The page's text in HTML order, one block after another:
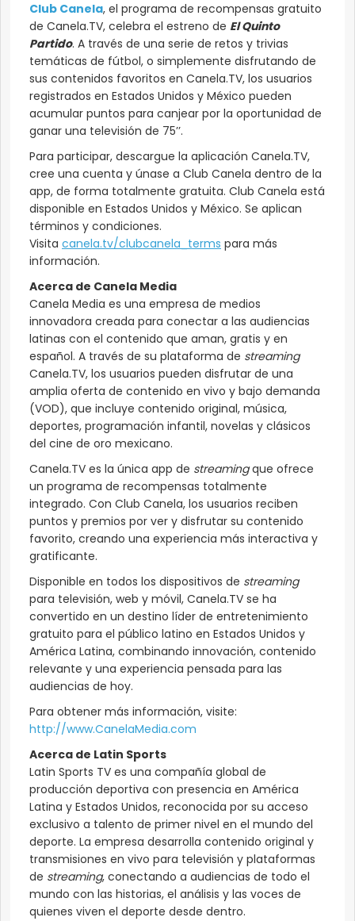
Club Canela, el programa de recompensas gratuito
de Canela.TV, celebra el estreno de El Quinto
Partido. A través de una serie de retos y trivias
temáticas de fútbol, o simplemente disfrutando de
sus contenidos favoritos en Canela.TV, los usuarios
registrados en Estados Unidos y México pueden
acumular puntos para canjear por la oportunidad de
ganar una televisión de 75’’.
Para participar, descargue la aplicación Canela.TV,
cree una cuenta y únase a Club Canela dentro de la
app, de forma totalmente gratuita. Club Canela está
disponible en Estados Unidos y México. Se aplican
términos y condiciones.
Visita canela.tv/clubcanela_terms para más
información.
Acerca de Canela Media
Canela Media es una empresa de medios
innovadora creada para conectar a las audiencias
latinas con el contenido que aman, gratis y en
español. A través de su plataforma de streaming
Canela.TV, los usuarios pueden disfrutar de una
amplia oferta de contenido en vivo y bajo demanda
(VOD), que incluye contenido original, música,
deportes, programación infantil, novelas y clásicos
del cine de oro mexicano.
Canela.TV es la única app de streamingque ofrece
un programa de recompensas totalmente
integrado. Con Club Canela, los usuarios reciben
puntos y premios por ver y disfrutar su contenido
favorito, creando una experiencia más interactiva y
gratificante.
Disponible en todos los dispositivos de streaming
para televisión, web y móvil, Canela.TV se ha
convertido en un destino líder de entretenimiento
gratuito para el público latino en Estados Unidos y
América Latina, combinando innovación, contenido
relevante y una experiencia pensada para las
audiencias de hoy.
Para obtener más información, visite:
http://www.CanelaMedia.com
Acerca de Latin Sports
Latin Sports TV es una compañía global de
producción deportiva con presencia en América
Latina y Estados Unidos, reconocida por su acceso
exclusivo a talento de primer nivel en el mundo del
deporte. La empresa desarrolla contenido original y
transmisiones en vivo para televisión y plataformas
de streaming, conectando a audiencias de todo el
mundo con las historias, el análisis y las voces de
quienes viven el deporte desde dentro.